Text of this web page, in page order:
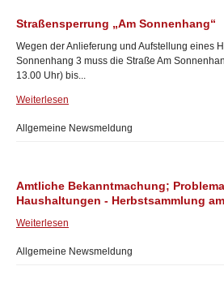
Straßensperrung „Am Sonnenhang“
Wegen der Anlieferung und Aufstellung eines
Sonnenhang 3 muss die Straße Am
13.00 Uhr) bis...
Weiterlesen
Allgemeine Newsmeldung
Amtliche Bekanntmachung;
Haushaltungen - Herbstsammlung
Weiterlesen
Allgemeine Newsmeldung